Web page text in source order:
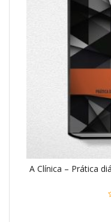
A Clínica – Prática